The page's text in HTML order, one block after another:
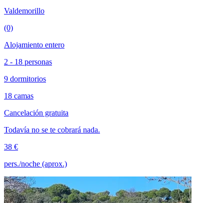
Valdemorillo
(0)
Alojamiento entero
2 - 18 personas
9 dormitorios
18 camas
Cancelación gratuita
Todavía no se te cobrará nada.
38 €
pers./noche (aprox.)